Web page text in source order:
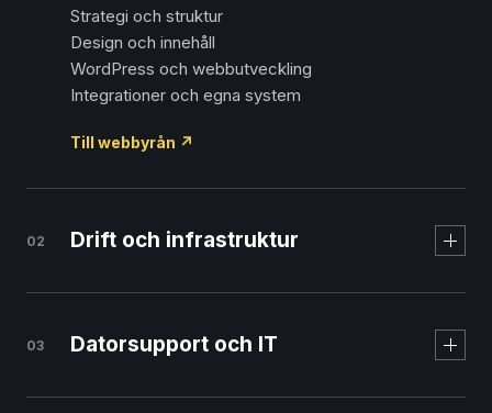
Strategi och struktur
Design och innehåll
WordPress och webbutveckling
Integrationer och egna system
Till webbyrån ↗
02 Drift och infrastruktur
03 Datorsupport och IT